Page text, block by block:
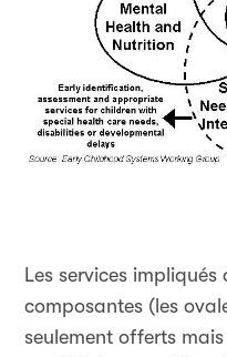
Les services
composantes (les
seulement offerts